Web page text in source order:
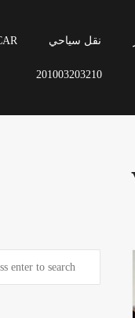
نقل سياحي
201003203210